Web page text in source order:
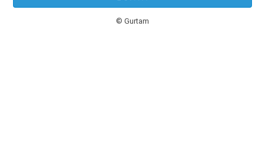
© Gurtam